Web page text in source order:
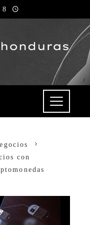
8
con